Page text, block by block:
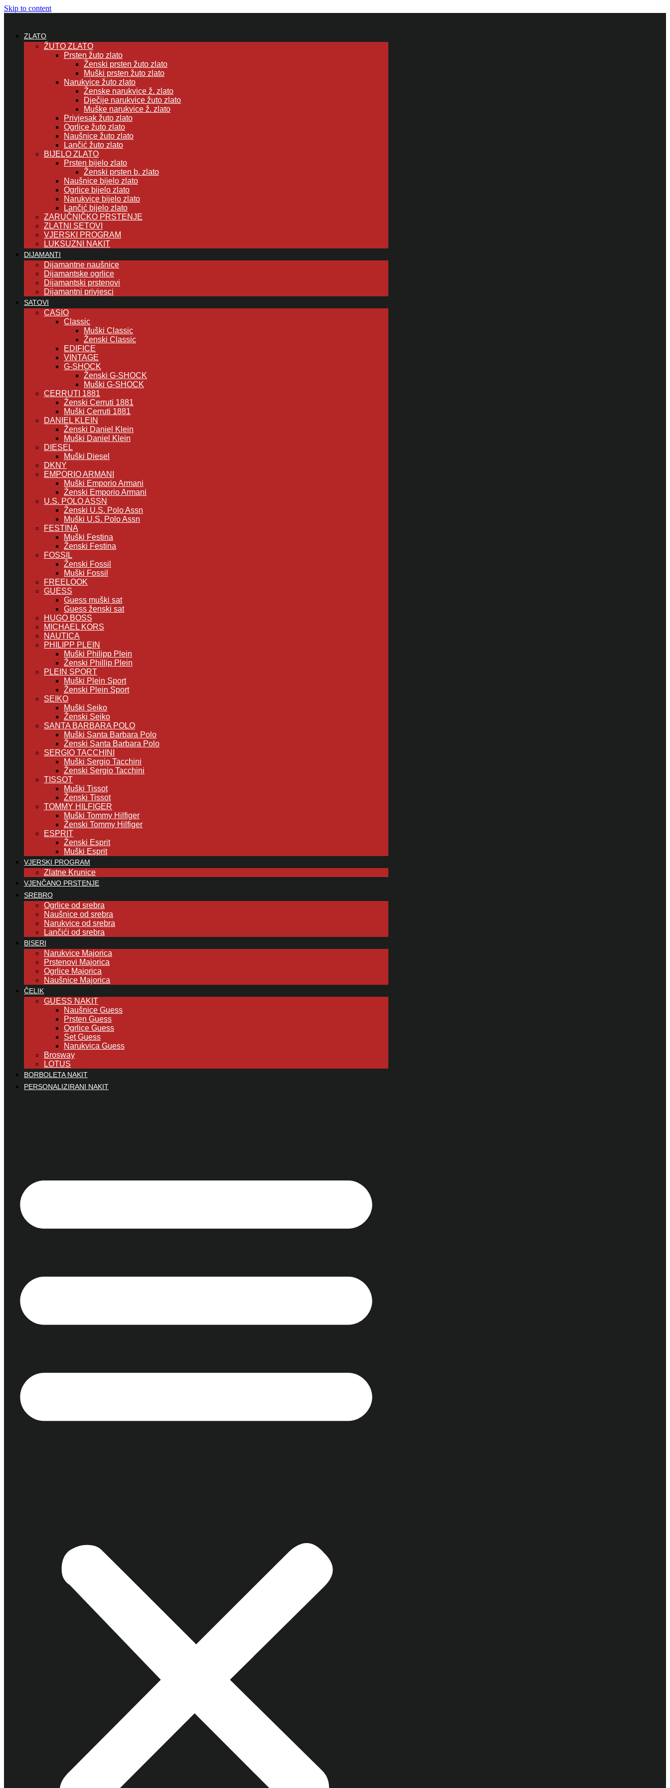
Skip to content
ZLATO
ŽUTO ZLATO
Prsten žuto zlato
Ženski prsten žuto zlato
Muški prsten žuto zlato
Narukvice žuto zlato
Ženske narukvice ž. zlato
Dječije narukvice žuto zlato
Muške narukvice ž. zlato
Privjesak žuto zlato
Ogrlice žuto zlato
Naušnice žuto zlato
Lančić žuto zlato
BIJELO ZLATO
Prsten bijelo zlato
Ženski prsten b. zlato
Naušnice bijelo zlato
Ogrlice bijelo zlato
Narukvice bijelo zlato
Lančić bijelo zlato
ZARUČNIČKO PRSTENJE
ZLATNI SETOVI
VJERSKI PROGRAM
LUKSUZNI NAKIT
DIJAMANTI
Dijamantne naušnice
Dijamantske ogrlice
Dijamantski prstenovi
Dijamantni privjesci
SATOVI
CASIO
Classic
Muški Classic
Ženski Classic
EDIFICE
VINTAGE
G-SHOCK
Ženski G-SHOCK
Muški G-SHOCK
CERRUTI 1881
Ženski Cerruti 1881
Muški Cerruti 1881
DANIEL KLEIN
Ženski Daniel Klein
Muški Daniel Klein
DIESEL
Muški Diesel
DKNY
EMPORIO ARMANI
Muški Emporio Armani
Ženski Emporio Armani
U.S. POLO ASSN
Ženski U.S. Polo Assn
Muški U.S. Polo Assn
FESTINA
Muški Festina
Ženski Festina
FOSSIL
Ženski Fossil
Muški Fossil
FREELOOK
GUESS
Guess muški sat
Guess ženski sat
HUGO BOSS
MICHAEL KORS
NAUTICA
PHILIPP PLEIN
Muški Philipp Plein
Ženski Phillip Plein
PLEIN SPORT
Muški Plein Sport
Ženski Plein Sport
SEIKO
Muški Seiko
Ženski Seiko
SANTA BARBARA POLO
Muški Santa Barbara Polo
Ženski Santa Barbara Polo
SERGIO TACCHINI
Muški Sergio Tacchini
Ženski Sergio Tacchini
TISSOT
Muški Tissot
Ženski Tissot
TOMMY HILFIGER
Muški Tommy Hilfiger
Ženski Tommy Hilfiger
ESPRIT
Ženski Esprit
Muški Esprit
VJERSKI PROGRAM
Zlatne Krunice
VJENČANO PRSTENJE
SREBRO
Ogrlice od srebra
Naušnice od srebra
Narukvice od srebra
Lančići od srebra
BISERI
Narukvice Majorica
Prstenovi Majorica
Ogrlice Majorica
Naušnice Majorica
ČELIK
GUESS NAKIT
Naušnice Guess
Prsten Guess
Ogrlice Guess
Set Guess
Narukvica Guess
Brosway
LOTUS
BORBOLETA NAKIT
PERSONALIZIRANI NAKIT